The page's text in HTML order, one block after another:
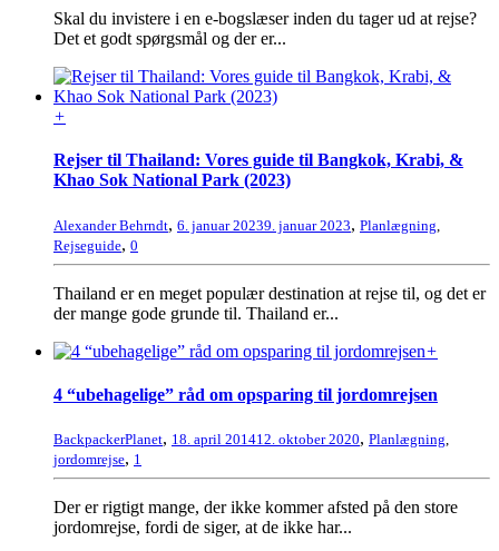
Skal du invistere i en e-bogslæser inden du tager ud at rejse?
Det et godt spørgsmål og der er...
+
Rejser til Thailand: Vores guide til Bangkok, Krabi, &
Khao Sok National Park (2023)
Alexander Behrndt, 6. januar 20239. januar 2023, Planlægning
Rejseguide, 0
Thailand er en meget populær destination at rejse til, og det er
der mange gode grunde til. Thailand er...
+
4 “ubehagelige” råd om opsparing til jordomrejsen
BackpackerPlanet, 18. april 201412. oktober 2020, Planlægning,
jordomrejse, 1
Der er rigtigt mange, der ikke kommer afsted på den store
jordomrejse, fordi de siger, at de ikke har...